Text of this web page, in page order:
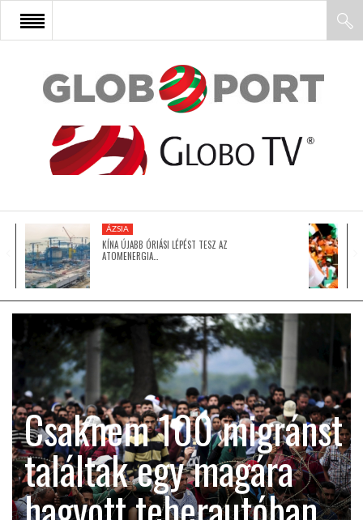
FŐOLDAL
AFRIKA
ÁZSIA
LATIN-AMERIKA
KÖZEL-KELET
AUSZTRÁLIA
A VILÁG ITTHON
ÁZSIA
KÍNA ÚJABB ÓRIÁSI LÉPÉST TESZ AZ
ATOMENERGIA…
Csaknem 100 migránst
találtak egy magára